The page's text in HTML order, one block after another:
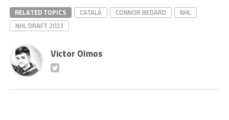
RELATED TOPICS CATALÀ CONNOR BEDARD
NHL
NHL DRAFT 2023
Victor Olmos